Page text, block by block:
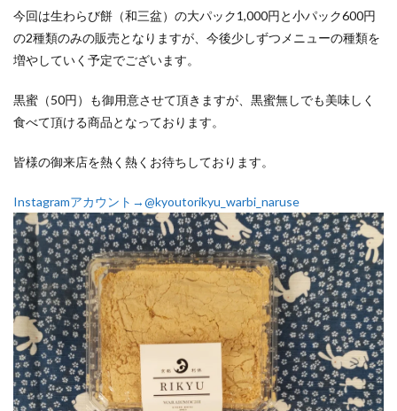
今回は生わらび餅（和三盆）の大パック1,000円と小パック600円
の2種類のみの販売となりますが、今後少しずつメニューの種類を
増やしていく予定でございます。
黒蜜（50円）も御用意させて頂きますが、黒蜜無しでも美味しく
食べて頂ける商品となっております。
皆様の御来店を熱く熱くお待ちしております。
Instagramアカウント→@kyoutorikyu_warbi_naruse